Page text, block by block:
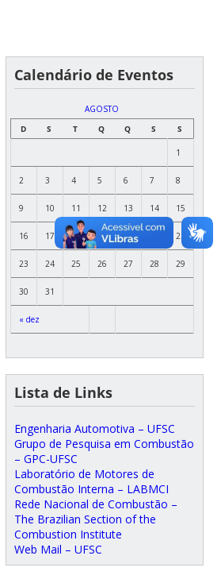
Calendário de Eventos
AGOSTO
D
S T Q Q S S
« dez
1
2 3 4 5 6 7 8
9 10 11 12 13 14 15
16 17 18 19 20 22
23 24 25 26 27 28 29
30 31
Lista de Links
Engenharia Automotiva – UFSC
Grupo de Pesquisa em Combustão
– GPC-UFSC
Laboratório de Motores de
Combustão Interna – LABMCI
Rede Nacional de Combustão –
The Brazilian Section of the
Combustion Institute
Web Mail – UFSC